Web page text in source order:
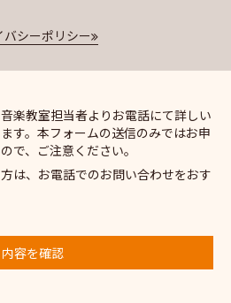
バシーポリシー
楽教室担当者よりお電話にて詳しい
す。本フォームの送信のみではお申
で、ご注意ください。
は、お電話でのお問い合わせをおす
内容を確認